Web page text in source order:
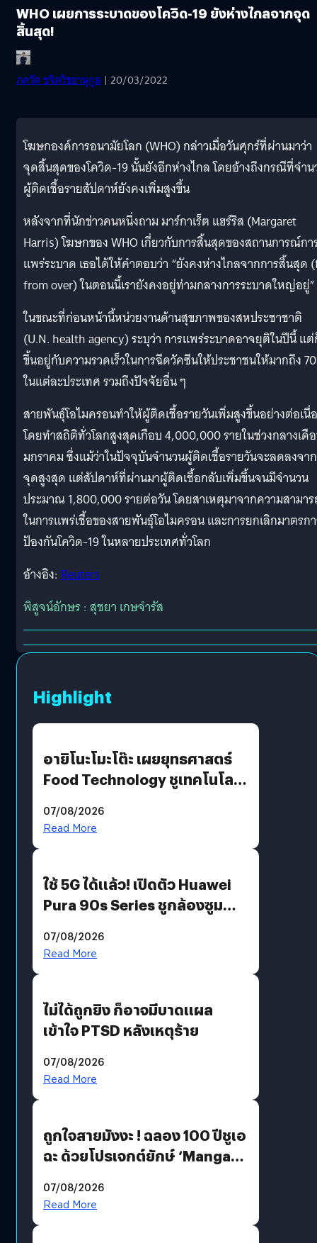
WHO เผยการระบาดของโควิด-19 ยังห่างไกลจากจุด
สิ้นสุด!
ภควัต ขจิตวิชยานุกูล | 20/03/2022
โฆษกองค์การอนามัยโลก (WHO) กล่าวเมื่อวันศุกร์ที่ผ่านมาว่า
จุดสิ้นสุดของโควิด-19 นั้นยังอีกห่างไกล โดยอ้างถึงกรณีที่จำ
ผู้ติดเชื้อรายสัปดาห์ยังคงเพิ่มสูงขึ้น
หลังจากที่นักข่าวคนหนึ่งถาม มาร์กาเร็ต แฮร์ริส (Margaret
Harris) โฆษกของ WHO เกี่ยวกับการสิ้นสุดของสถานการณ์กา
แพร่ระบาด เธอได้ให้คำตอบว่า “ยังคงห่างไกลจากการสิ้นสุด
from over) ในตอนนี้เรายังคงอยู่ท่ามกลางการระบาดใหญ่อยู่”
ในขณะที่ก่อนหน้านี้หน่วยงานด้านสุขภาพของสหประชาชาติ
(U.N. health agency) ระบุว่า การแพร่ระบาดอาจยุติในปีนี้ แ
ขึ้นอยู่กับความรวดเร็วในการฉีดวัคซีนให้ประชาชนให้มากถึง
ในแต่ละประเทศ รวมถึงปัจจัยอื่น ๆ
สายพันธุ์โอไมครอนทำให้ผู้ติดเชื้อรายวันเพิ่มสูงขึ้นอย่างต่อเนื่
โดยทำสถิติทั่วโลกสูงสุดเกือบ 4,000,000 รายในช่วงกลางเดื
มกราคม ซึ่งแม้ว่าในปัจจุบันจำนวนผู้ติดเชื้อรายวันจะลดลงจาก
จุดสูงสุด แต่สัปดาห์ที่ผ่านมาผู้ติดเชื้อกลับเพิ่มขึ้นจนมีจำนวน
ประมาณ 1,800,000 รายต่อวัน โดยสาเหตุมาจากความสามา
ในการแพร่เชื้อของสายพันธุ์โอไมครอน และการยกเลิกมาตรก
ป้องกันโควิด-19 ในหลายประเทศทั่วโลก
อ้างอิง: Reuters
พิสูจน์อักษร : สุชยา เกษจำรัส
Highlight
อายิโนะโมะโต๊ะ เผยยุทธศาสตร์
Food Technology ชูเทคโนโลยี
บริโภคและ B2B
07/08/2026
Read More
ใช้ 5G ได้แล้ว! เปิดตัว Huawei
Pura 90s Series ชูกล้องซูม
07/08/2026
Read More
ไม่ได้ถูกยิง ก็อาจมีบาดแผล
เข้าใจ PTSD หลังเหตุร้าย
07/08/2026
Read More
ถูกใจสายมังงะ ! ฉลอง 100 ปีชูเอ
ฉะ ด้วยโปรเจกต์ยักษ์ ‘Manga
มีภาษาไทยด้วย
07/08/2026
Read More